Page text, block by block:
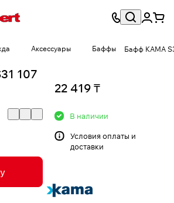
Аксессуары Баффы Бафф КАМА
107
22 419 ₸
В наличии
Условия оплаты и
доставки